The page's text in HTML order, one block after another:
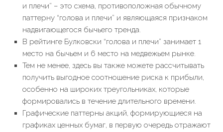
и плечи” – это схема, противоположная обычному
паттерну “голова и плечи” и являющаяся признаком
надвигающегося бычьего тренда.
В рейтинге Булковски “голова и плечи” занимает 1
место на бычьем и 6 место на медвежьем рынке.
Тем не менее, здесь вы также можете рассчитывать
получить выгодное соотношение риска к прибыли,
особенно на широких треугольниках, которые
формировались в течение длительного времени.
Графические паттерны акций, формирующиеся на
графиках ценных бумаг, в первую очередь отражают